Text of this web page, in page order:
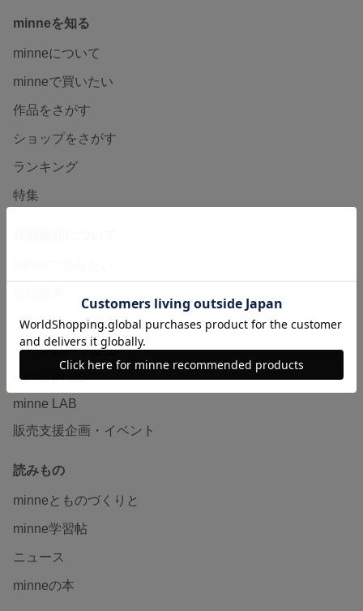
minneを知る
minneについて
minneで買いたい
作品をさがす
ショップをさがす
ランキング
特集
ヴィンテージ販売
ダウンロード販売
minne PLUS
minne LAB
販売支援企画・イベント
読みもの
minneとものづくりと
minne学習帖
ニュース
minneの本